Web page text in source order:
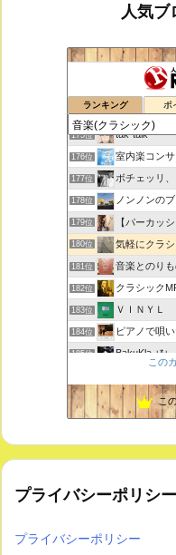
人気ブ
ランキング ポ
鑑賞空間・
174位 思えば遠く
175位 tak-talk
176位 室内楽コン
177位 ボチェッリ
178位 ノンノンの
179位 【パーカッ
180位 気軽にクラシ
181位 音楽とのりも
182位 クラシック
183位 ＶＩＮＹＬ
184位 ピアノで唄
185位 BakuKla +*+
187位 ときどき書き
この
こ
プライバシーポリシー
プライバシーポリシー